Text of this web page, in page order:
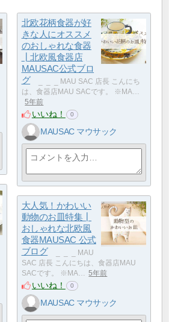
北欧花柄食器が好
きな人にオススメ
のおしゃれな食器
┃北欧風食器店
MAUSAC公式ブロ
グ
​ _ ​ _ ​ _ MAU SAC 店長 こんにち
は、食器店MAU SACです。 ※MA…
5年前
いいね！ 0
MAUSAC マウサック
大人気！かわいい
動物のお皿特集┃
おしゃれな北欧風
食器MAUSAC 公式
ブログ
​ _ ​ _ ​ _ MAU
SAC 店長 こんにちは、食器店MAU
SACです。 ※MA…
5年前
いいね！ 0
MAUSAC マウサック